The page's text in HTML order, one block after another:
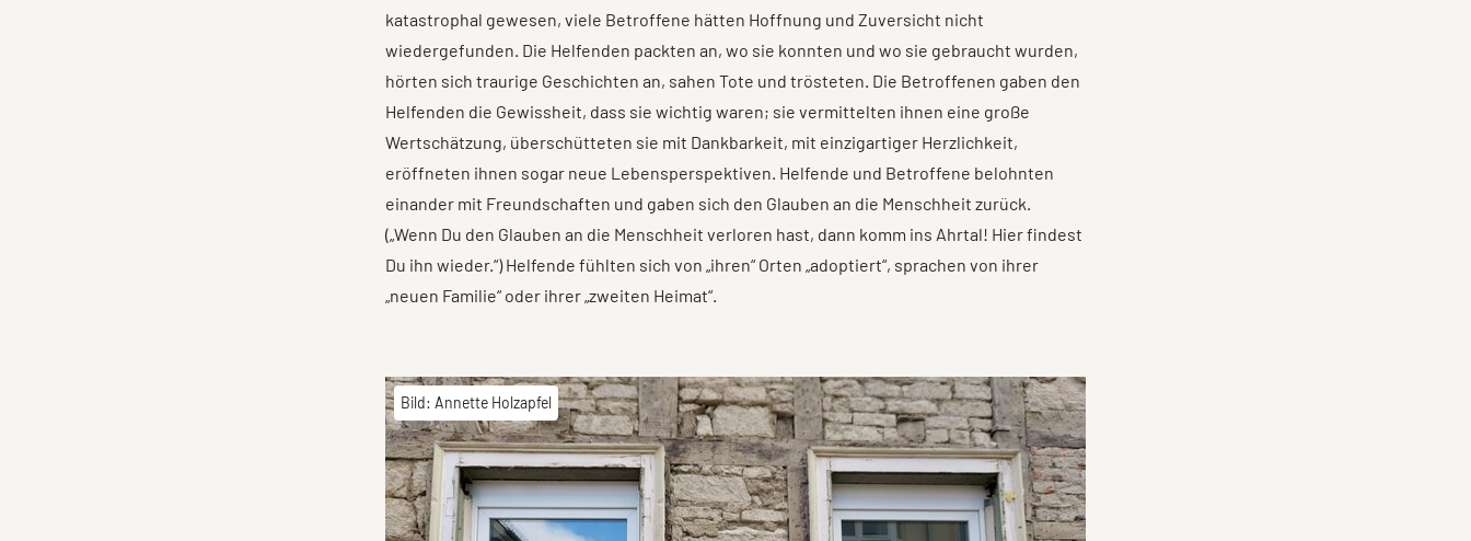
katastrophal gewesen, viele Betroffene hätten Hoffnung und Zuversicht nicht
wiedergefunden. Die Helfenden packten an, wo sie konnten und wo sie gebraucht wurden,
hörten sich traurige Geschichten an, sahen Tote und trösteten. Die Betroffenen gaben den
Helfenden die Gewissheit, dass sie wichtig waren; sie vermittelten ihnen eine große
Wertschätzung, überschütteten sie mit Dankbarkeit, mit einzigartiger Herzlichkeit,
eröffneten ihnen sogar neue Lebensperspektiven. Helfende und Betroffene belohnten
einander mit Freundschaften und gaben sich den Glauben an die Menschheit zurück.
(„Wenn Du den Glauben an die Menschheit verloren hast, dann komm ins Ahrtal! Hier findest
Du ihn wieder.“) Helfende fühlten sich von „ihren“ Orten „adoptiert“, sprachen von ihrer
„neuen Familie“ oder ihrer „zweiten Heimat“.
Bild: Annette Holzapfel